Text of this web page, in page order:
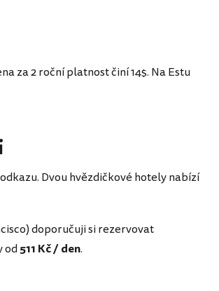
za 2 roční platnost činí 14$. Na Estu
Dvou hvězdičkové hotely nabízí
doporučuji si rezervovat
od511 Kč / den.